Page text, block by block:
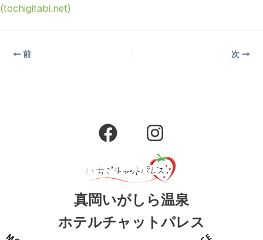
(tochigitabi.net)
前 次
F
a
e
b
o
o
I
n
s
t
a
g
r
真岡いがしら温泉
ホテルチャットパレス